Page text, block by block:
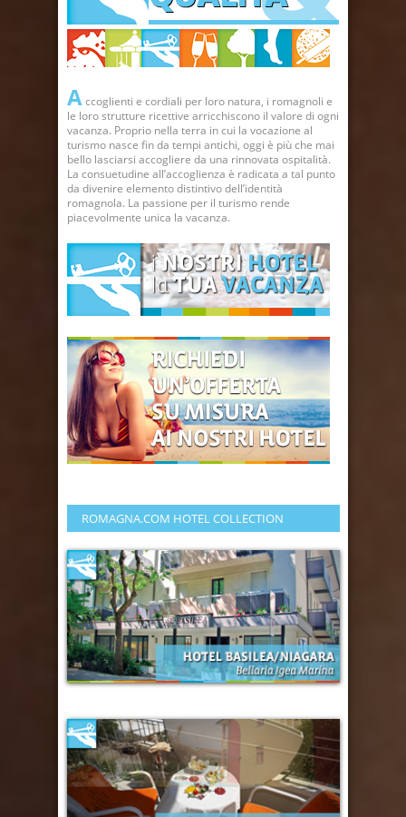
Accoglienti e cordiali per loro natura, i romagnoli e
le loro strutture ricettive arricchiscono il valore di ogni
vacanza. Proprio nella terra in cui la vocazione al
turismo nasce fin da tempi antichi, oggi è più che mai
bello lasciarsi accogliere da una rinnovata ospitalità.
La consuetudine all’accoglienza è radicata a tal punto
da divenire elemento distintivo dell’identità
romagnola. La passione per il turismo rende
piacevolmente unica la vacanza.
ROMAGNA.COM HOTEL COLLECTION